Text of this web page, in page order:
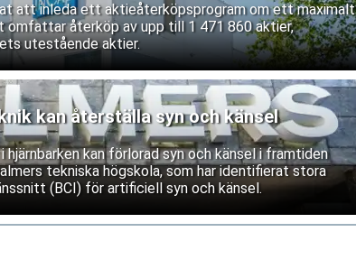
att inleda ett aktieåterköpsprogram om ett maximalt
omfattar återköp av upp till 1 471 860 aktier,
utestående aktier.
kan återställa syn och känsel
kan förlorad syn och känsel i framtiden
tekniska högskola, som har identifierat stora
(BCI) för artificiell syn och känsel.